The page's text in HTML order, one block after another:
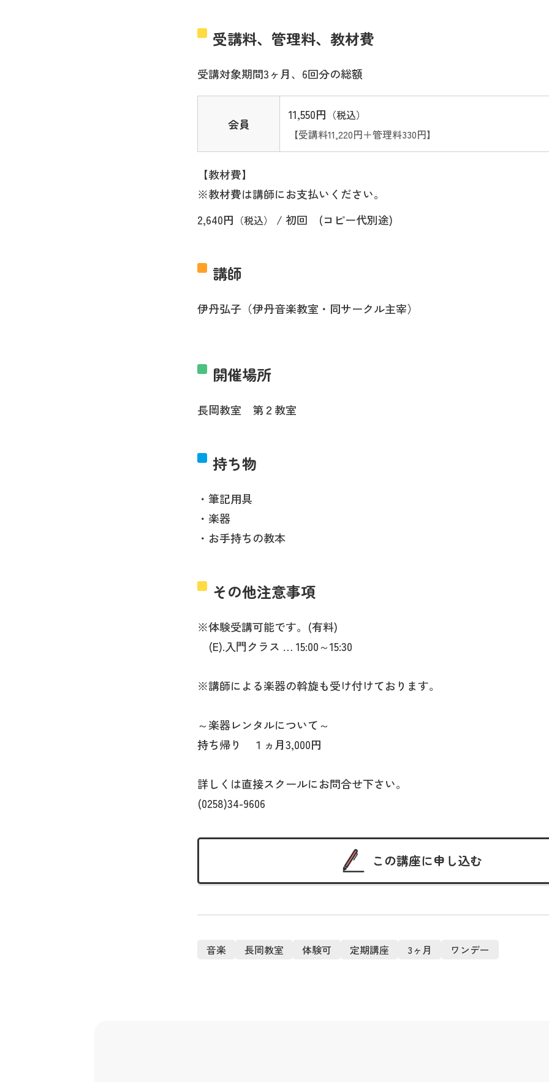
受講料、管理料、教材費
受講対象期間3ヶ月、6回分の総額
会員
11,550円 （税込）
【受講料11,220円＋管理料330円】
【教材費】
※教材費は講師にお支払いください。
2,640円 （税込） / 初回 (コピー代別途)
講師
伊丹弘子（伊丹音楽教室・同サークル主宰）
開催場所
長岡教室 第２教室
持ち物
・筆記用具
・楽器
・お手持ちの教本
その他注意事項
※体験受講可能です。(有料)
(E).入門クラス … 15:00～15:30
※講師による楽器の斡旋も受け付けております。
～楽器レンタルについて～
持ち帰り １ヵ月3,000円
詳しくは直接スクールにお問合せ下さい。
(0258)34-9606
この講座に申し込む
音楽 長岡教室 体験可 定期講座 3ヶ月 ワンデー